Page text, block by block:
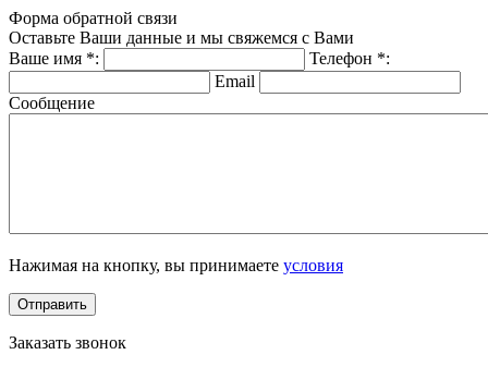
Форма обратной связи
Оставьте Ваши данные и мы свяжемся с Вами
Ваше имя *: Телефон *:
Email
Сообщение
Нажимая на кнопку, вы принимаете условия
Заказать звонок